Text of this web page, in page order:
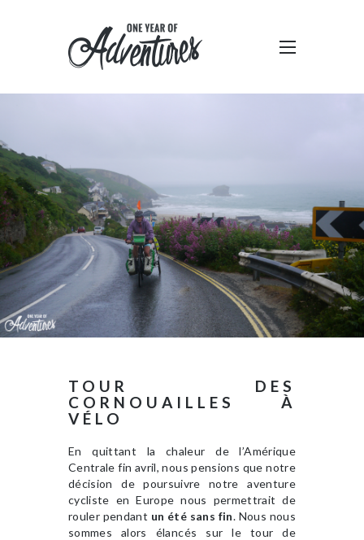
TOUR DES
CORNOUAILLES À
VÉLO
En quittant la chaleur de l’Amérique
Centrale fin avril, nous pensions que notre
décision de poursuivre notre aventure
cycliste en Europe nous permettrait de
rouler pendant un été sans fin. Nous nous
sommes alors élancés sur le tour de